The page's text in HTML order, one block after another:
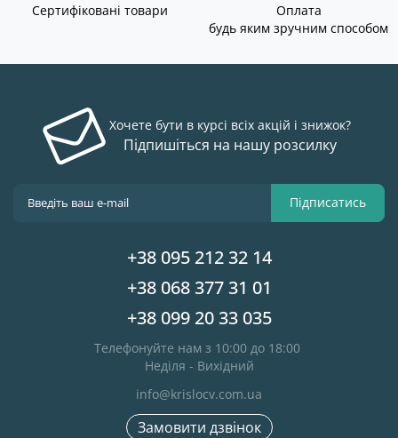
Сертифіковані товари
Оплата
будь яким зручним способом
Хочете бути в курсі всіх акцій і знижок?
Підпишіться на нашу розсилку
Підписатись
+38 095 212 32 14
+38 068 377 31 01
+38 099 20 33 035
Телефонуйте нам з 10:00 до 18:00
Неділя - Вихідний
info@krislocv.com.ua
Замовити дзвінок